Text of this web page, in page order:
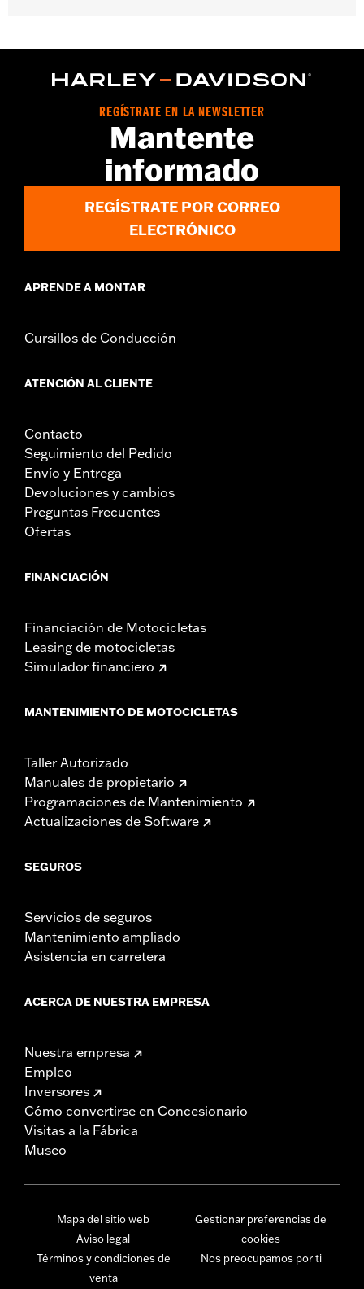
Unidad de medida de la longitud del material:Pulgadas
Contenido del embalaje:
resaltados y 2 llaves tipo espadín. El programa de registro y
sustitución de la "llave segura" está disponible para este artículo
Retirar el candado antes de usar la motocicleta. No
retirar el candado puede ocasionar lesiones graves
o incluso la muerte.
El servicio de registro y sustitución "KEY SAFE" lo
proporciona el fabricante del candado. La información
está incluida en el paquete del producto.
REGÍSTRATE EN LA NEWSLETTER
Mantente
informado
REGÍSTRATE POR CORREO
ELECTRÓNICO
APRENDE A MONTAR
Cursillos de Conducción
ATENCIÓN AL CLIENTE
Contacto
Seguimiento del Pedido
Envío y Entrega
Devoluciones y cambios
Preguntas Frecuentes
Ofertas
FINANCIACIÓN
Financiación de Motocicletas
Leasing de motocicletas
Simulador financiero
MANTENIMIENTO DE MOTOCICLETAS
Taller Autorizado
Manuales de propietario
Programaciones de Mantenimiento
Actualizaciones de Software
SEGUROS
Servicios de seguros
Mantenimiento ampliado
Asistencia en carretera
ACERCA DE NUESTRA EMPRESA
Nuestra empresa
Empleo
Inversores
Cómo convertirse en Concesionario
Visitas a la Fábrica
Museo
Mapa del sitio web
Aviso legal
Términos y condiciones de
venta
Gestionar preferencias de
cookies
Nos preocupamos por ti